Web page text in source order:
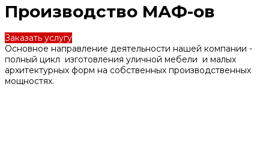
Производство МАФ-ов
Заказать услугу
Основное направление деятельности нашей компании -
полный цикл изготовления уличной мебели и малых
архитектурных форм на собственных производственных
мощностях.